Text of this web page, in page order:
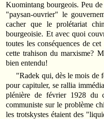
Kuomintang bourgeois. Peu
"paysan-ouvrier" le
cacher que le prolétariat
bourgeoisie. Et avec quoi
toutes les conséquences de
cette trahison du marxisme?
bien entendu!
"Radek qui, dès le mois de
pour capituler, se rallia
plénière de février 1928 du
communiste sur le problème
les trotskystes étaient des